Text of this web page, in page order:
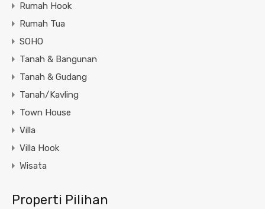
Rumah Hook
Rumah Tua
SOHO
Tanah & Bangunan
Tanah & Gudang
Tanah/Kavling
Town House
Villa
Villa Hook
Wisata
Properti Pilihan